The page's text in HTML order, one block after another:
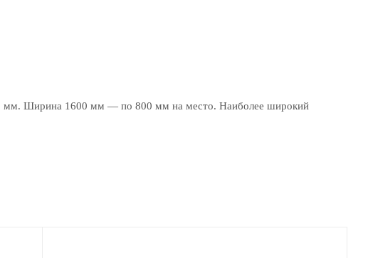
мм. Ширина 1600 мм — по 800 мм на место. Наиболее широкий